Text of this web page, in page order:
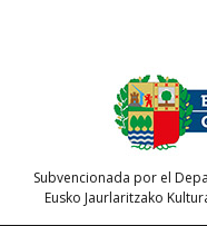
Subvencionada por el
Eusko Jaurlaritzako